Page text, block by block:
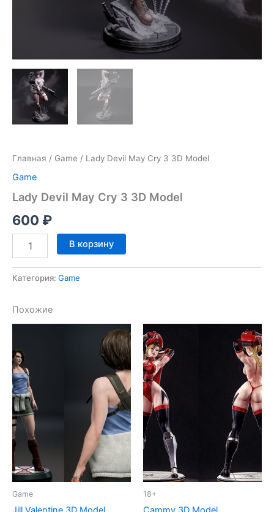
Главная / Game / Lady Devil May Cry 3 3D Model
Game
Lady Devil May Cry 3 3D Model
600 ₽
Количество
товара
Devil
3
3D
В корзину
Категория: Game
Похожие
Game 18+